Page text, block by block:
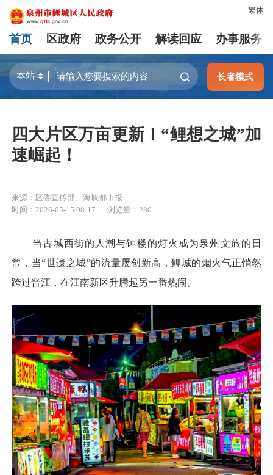
繁体
首页 区政府 政务公开 解读回应 办事服务
长者模式
四大片区万亩更新！“鲤想之城”加
速崛起！
来源：区委宣传部、海峡都市报
时间：2026-05-15 08:17
浏览量： 280
当古城西街的人潮与钟楼的灯火成为泉州文旅的日
常，当“世遗之城”的流量屡创新高，鲤城的烟火气正悄然
跨过晋江，在江南新区升腾起另一番热闹。